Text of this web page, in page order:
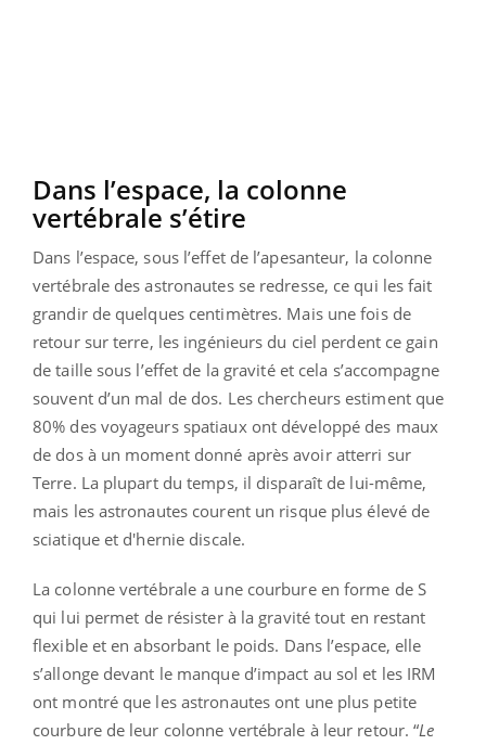
Dans l’espace, la colonne
vertébrale s’étire
Dans l’espace, sous l’effet de l’apesanteur, la colonne
vertébrale des astronautes se redresse, ce qui les fait
grandir de quelques centimètres. Mais une fois de
retour sur terre, les ingénieurs du ciel perdent ce gain
de taille sous l’effet de la gravité et cela s’accompagne
souvent d’un mal de dos. Les chercheurs estiment que
80% des voyageurs spatiaux ont développé des maux
de dos à un moment donné après avoir atterri sur
Terre. La plupart du temps, il disparaît de lui-même,
mais les astronautes courent un risque plus élevé de
sciatique et d'hernie discale.
La colonne vertébrale a une courbure en forme de S
qui lui permet de résister à la gravité tout en restant
flexible et en absorbant le poids. Dans l’espace, elle
s’allonge devant le manque d’impact au sol et les IRM
ont montré que les astronautes ont une plus petite
courbure de leur colonne vertébrale à leur retour. “Le